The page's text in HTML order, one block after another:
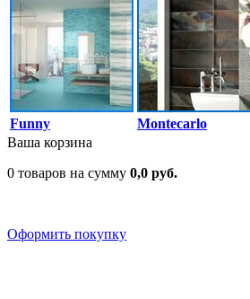
Funny Montecarlo
Ваша корзина
0 товаров на сумму 0,0 руб.
Оформить покупку